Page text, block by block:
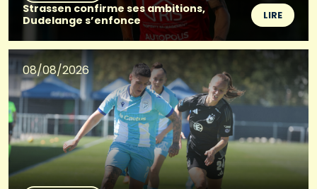
Strassen confirme ses ambitions,
Dudelange s’enfonce
LIRE
08/08/2026